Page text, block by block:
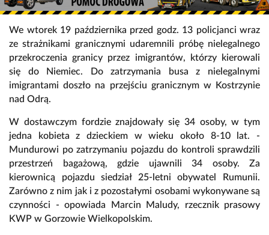
We wtorek 19 października przed godz. 13 policjanci wraz
ze strażnikami granicznymi udaremnili próbę nielegalnego
przekroczenia granicy przez imigrantów, którzy kierowali
się do Niemiec. Do zatrzymania busa z nielegalnymi
imigrantami doszło na przejściu granicznym w Kostrzynie
nad Odrą.
W dostawczym fordzie znajdowały się 34 osoby, w tym
jedna kobieta z dzieckiem w wieku około 8-10 lat. -
Mundurowi po zatrzymaniu pojazdu do kontroli sprawdzili
przestrzeń bagażową, gdzie ujawnili 34 osoby. Za
kierownicą pojazdu siedział 25-letni obywatel Rumunii.
Zarówno z nim jak i z pozostałymi osobami wykonywane są
czynności - opowiada Marcin Maludy, rzecznik prasowy
KWP w Gorzowie Wielkopolskim.